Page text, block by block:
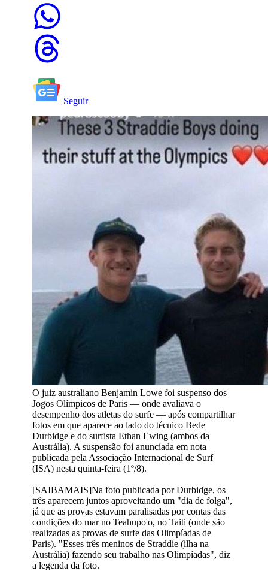
Seguir
O juiz australiano Benjamin Lowe foi suspenso dos
Jogos Olímpicos de Paris — onde avaliava o
desempenho dos atletas do surfe — após compartilhar
fotos em que aparece ao lado do técnico Bede
Durbidge e do surfista Ethan Ewing (ambos da
Austrália). A suspensão foi anunciada em nota
publicada pela Associação Internacional de Surf
(ISA) nesta quinta-feira (1º/8).
[SAIBAMAIS]Na foto publicada por Durbidge, os
três aparecem juntos aproveitando um "dia de folga",
já que as provas estavam paralisadas por contas das
condições do mar no Teahupo'o, no Taiti (onde são
realizadas as provas de surfe das Olimpíadas de
Paris). "Esses três meninos de Straddie (ilha na
Austrália) fazendo seu trabalho nas Olimpíadas", diz
a legenda da foto.